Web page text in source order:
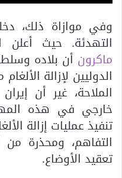
وفي موازاة ذلك،
التهدئة. حيث أعلن
ماكرون أن بلاده
الدوليين لإزالة
الملاحة، غير أن
خارجي في هذه
تنفيذ عمليات إزالة
التفاهم، ومحذرة
تعقيد الأوضاع.